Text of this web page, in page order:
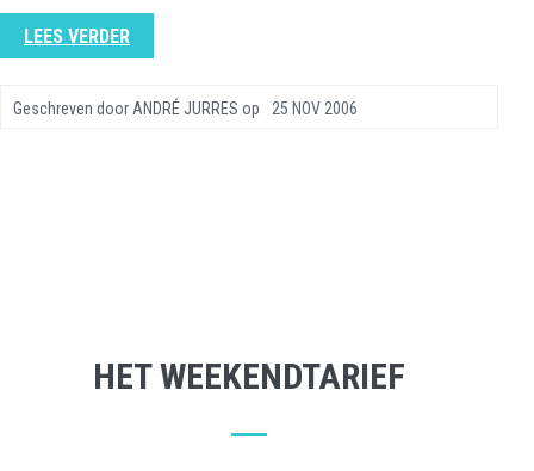
LEES VERDER
Geschreven door ANDRÉ JURRES op 25 NOV 2006
HET WEEKENDTARIEF